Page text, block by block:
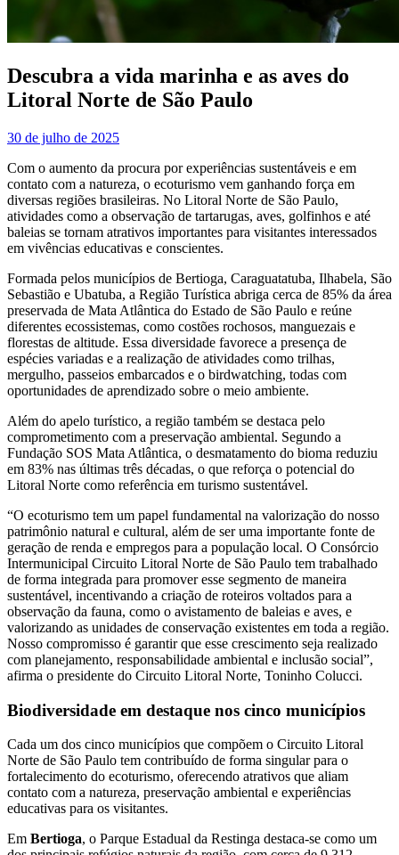
Descubra a vida marinha e as aves do
Litoral Norte de São Paulo
30 de julho de 2025
Com o aumento da procura por experiências sustentáveis e em
contato com a natureza, o ecoturismo vem ganhando força em
diversas regiões brasileiras. No Litoral Norte de São Paulo,
atividades como a observação de tartarugas, aves, golfinhos e até
baleias se tornam atrativos importantes para visitantes interessados
em vivências educativas e conscientes.
Formada pelos municípios de Bertioga, Caraguatatuba, Ilhabela, São
Sebastião e Ubatuba, a Região Turística abriga cerca de 85% da área
preservada de Mata Atlântica do Estado de São Paulo e reúne
diferentes ecossistemas, como costões rochosos, manguezais e
florestas de altitude. Essa diversidade favorece a presença de
espécies variadas e a realização de atividades como trilhas,
mergulho, passeios embarcados e o birdwatching, todas com
oportunidades de aprendizado sobre o meio ambiente.
Além do apelo turístico, a região também se destaca pelo
comprometimento com a preservação ambiental. Segundo a
Fundação SOS Mata Atlântica, o desmatamento do bioma reduziu
em 83% nas últimas três décadas, o que reforça o potencial do
Litoral Norte como referência em turismo sustentável.
“O ecoturismo tem um papel fundamental na valorização do nosso
patrimônio natural e cultural, além de ser uma importante fonte de
geração de renda e empregos para a população local. O Consórcio
Intermunicipal Circuito Litoral Norte de São Paulo tem trabalhado
de forma integrada para promover esse segmento de maneira
sustentável, incentivando a criação de roteiros voltados para a
observação da fauna, como o avistamento de baleias e aves, e
valorizando as unidades de conservação existentes em toda a região.
Nosso compromisso é garantir que esse crescimento seja realizado
com planejamento, responsabilidade ambiental e inclusão social”,
afirma o presidente do Circuito Litoral Norte, Toninho Colucci.
Biodiversidade em destaque nos cinco municípios
Cada um dos cinco municípios que compõem o Circuito Litoral
Norte de São Paulo tem contribuído de forma singular para o
fortalecimento do ecoturismo, oferecendo atrativos que aliam
contato com a natureza, preservação ambiental e experiências
educativas para os visitantes.
Em Bertioga, o Parque Estadual da Restinga destaca-se como um